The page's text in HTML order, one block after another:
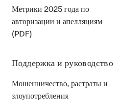
Метрики 2025 года по
авторизации и апелляциям
(PDF)
Поддержка и руководство
Мошенничество, растраты и
злоупотребления